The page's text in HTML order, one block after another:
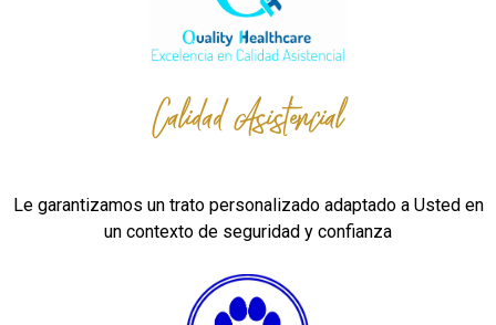
Calidad Asistencial
Le garantizamos un trato personalizado adaptado a Usted en
un contexto de seguridad y confianza